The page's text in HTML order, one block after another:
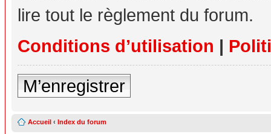
lire tout le règlement du forum.
Conditions d’utilisation |
M’enregistrer
Accueil ‹ Index du forum